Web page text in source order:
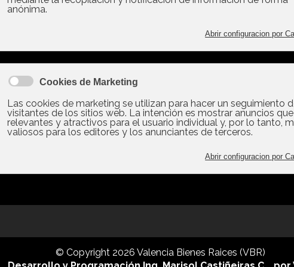
Escrito el Lunes, 06 Julio 2026 21:45
Escrito el Lunes, 06 Julio 2026 21:41
Las Comunidades De Vecinos
Pueden Prohibir La Presencia De
Mascotas En La Vivienda
Reportaje Fotográfico
Asesoria Fiscal
© Copyright 2026 Valencia Bienes Raices (VBR)